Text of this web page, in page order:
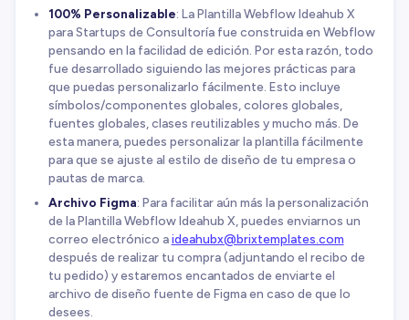
100% Personalizable: La Plantilla Webflow Ideahub X
para Startups de Consultoría fue construida en Webflow
pensando en la facilidad de edición. Por esta razón, todo
fue desarrollado siguiendo las mejores prácticas para
que puedas personalizarlo fácilmente. Esto incluye
símbolos/componentes globales, colores globales,
fuentes globales, clases reutilizables y mucho más. De
esta manera, puedes personalizar la plantilla fácilmente
para que se ajuste al estilo de diseño de tu empresa o
pautas de marca.
Archivo Figma: Para facilitar aún más la personalización
de la Plantilla Webflow Ideahub X, puedes enviarnos un
correo electrónico aideahubx@brixtemplates.com
después de realizar tu compra (adjuntando el recibo de
tu pedido) y estaremos encantados de enviarte el
archivo de diseño fuente de Figma en caso de que lo
desees.